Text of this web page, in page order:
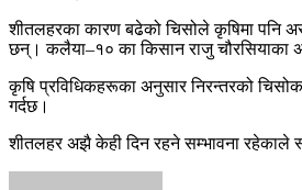
शीतलहरका कारण बढेको चिसोले कृषिमा पनि
छन्। कलैया–१० का किसान राजु चौरसियाका
कृषि प्रविधिकहरूका अनुसार निरन्तरको
गर्दछ।
शीतलहर अझै केही दिन रहने सम्भावना